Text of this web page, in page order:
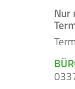
Nur